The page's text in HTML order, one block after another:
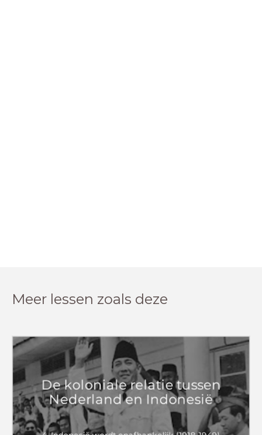
Meer lessen zoals deze